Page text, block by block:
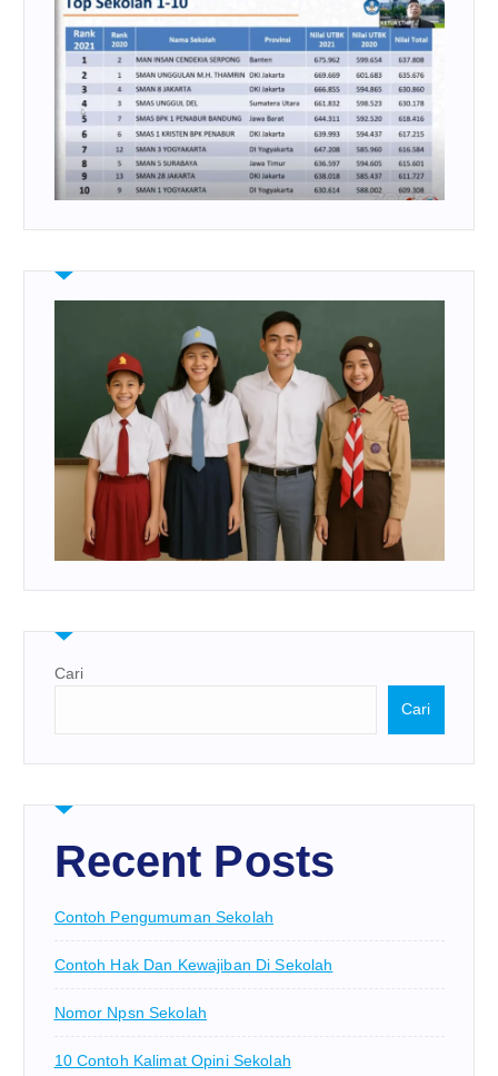
Cari
Cari
Recent Posts
Contoh Pengumuman Sekolah
Contoh Hak Dan Kewajiban Di Sekolah
Nomor Npsn Sekolah
10 Contoh Kalimat Opini Sekolah